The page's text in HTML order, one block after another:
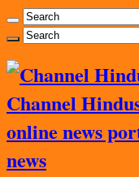
Channel
online news
news